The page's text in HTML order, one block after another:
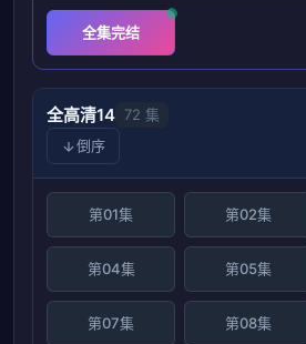
全集完结
全高清14 72 集
倒序
第01集 第02集
第04集 第05集
第07集 第08集